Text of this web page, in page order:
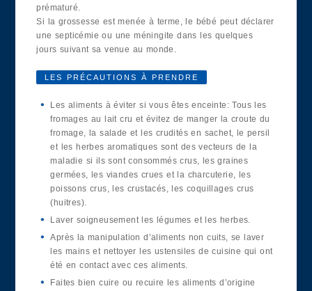
prématuré.
Si la grossesse est menée à terme, le bébé peut déclarer
une septicémie ou une méningite dans les quelques
jours suivant sa venue au monde.
LES PRÉCAUTIONS À PRENDRE
Les aliments à éviter si vous êtes enceinte: Tous les
fromages au lait cru et évitez de manger la croute du
fromage, la salade et les crudités en sachet, le persil
et les herbes aromatiques sont des vecteurs de la
maladie si ils sont consommés crus, les graines
germées, les viandes crues et la charcuterie, les
poissons crus, les crustacés, les coquillages crus
(huitres).
Laver soigneusement les légumes et les herbes.
Après la manipulation d’aliments non cuits, se laver
les mains et nettoyer les ustensiles de cuisine qui ont
été en contact avec ces aliments.
Faites bien cuire ou recuire les aliments d’origine